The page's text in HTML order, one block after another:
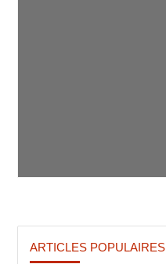
ARTICLES POPULAIRES